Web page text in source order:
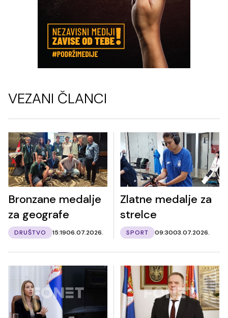
VEZANI ČLANCI
Bronzane medalje
za geografe
DRUŠTVO 15:1906.07.2026.
Zlatne medalje za
strelce
SPORT 09:3003.07.2026.